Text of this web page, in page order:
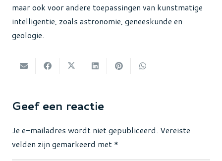
maar ook voor andere toepassingen van kunstmatige
intelligentie, zoals astronomie, geneeskunde en
geologie.
Geef een reactie
Je e-mailadres wordt niet gepubliceerd. Vereiste
velden zijn gemarkeerd met *